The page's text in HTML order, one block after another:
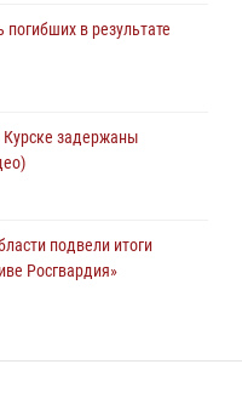
в результате
Курске задержаны
подвели итоги
Росгвардия»